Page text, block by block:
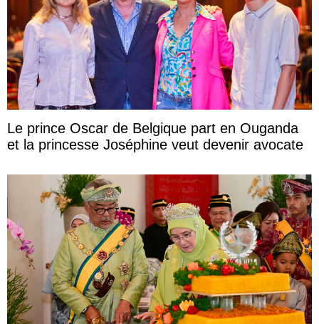
Le prince Oscar de Belgique part en Ouganda
et la princesse Joséphine veut devenir avocate